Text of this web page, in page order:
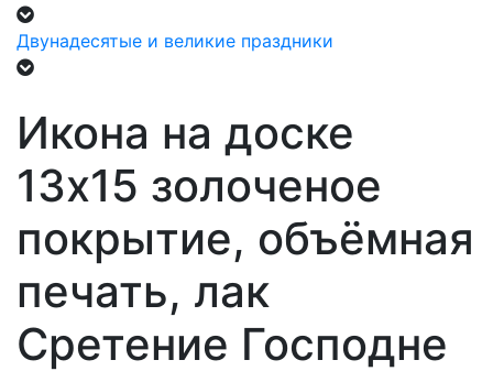
Двунадесятые и великие праздники
Икона на доске
13х15 золоченое
покрытие, объёмная
печать, лак
Сретение Господне